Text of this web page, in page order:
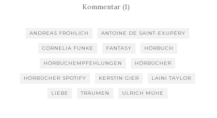
Kommentar (1)
ANDREAS FRÖHLICH ANTOINE DE SAINT-EXUPÉRY
CORNELIA FUNKE FANTASY HÖRBUCH
HÖRBUCHEMPFEHLUNGEN HÖRBÜCHER
HÖRBÜCHER SPOTIFY KERSTIN GIER LAINI TAYLOR
LIEBE TRÄUMEN ULRICH MÜHE